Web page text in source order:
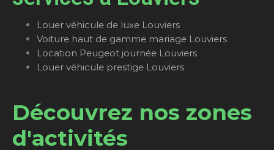
Louer véhicule de luxe Louviers
Voiture haut de gamme mariage Louviers
Location Peugeot journée Louviers
Louer véhicule prestige Louviers
Découvrez nos zones
d'activités